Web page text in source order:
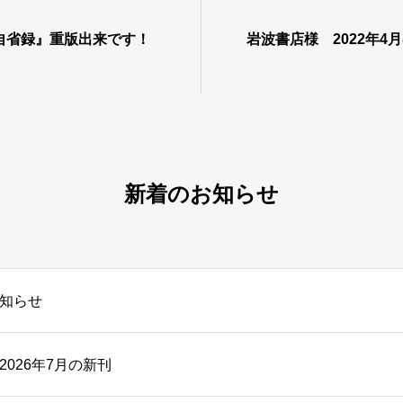
録』重版出来です！ 岩波書店様 2022年4月
新着のお知らせ
らせ
年7月の新刊